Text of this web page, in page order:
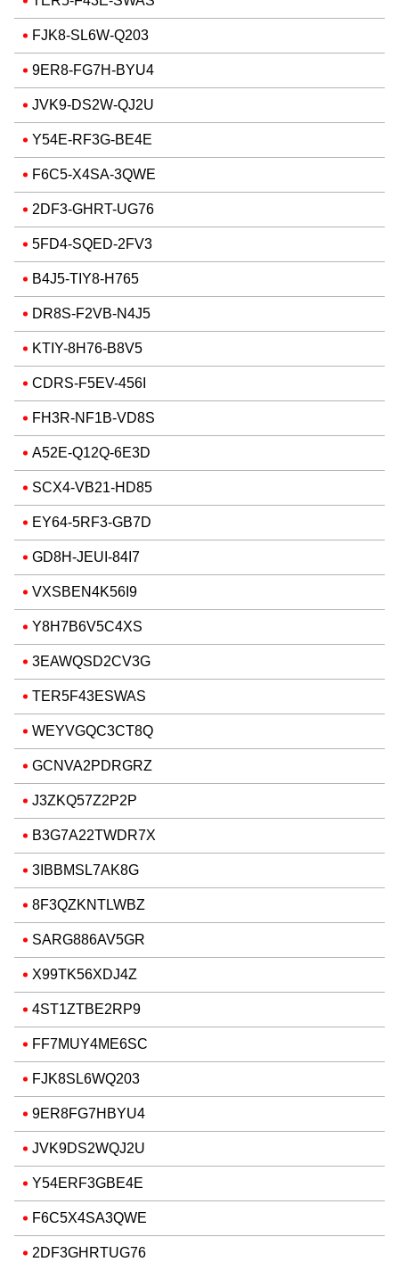
FJK8-SL6W-Q203
9ER8-FG7H-BYU4
JVK9-DS2W-QJ2U
Y54E-RF3G-BE4E
F6C5-X4SA-3QWE
2DF3-GHRT-UG76
5FD4-SQED-2FV3
B4J5-TIY8-H765
DR8S-F2VB-N4J5
KTIY-8H76-B8V5
CDRS-F5EV-456I
FH3R-NF1B-VD8S
A52E-Q12Q-6E3D
SCX4-VB21-HD85
EY64-5RF3-GB7D
GD8H-JEUI-84I7
VXSBEN4K56I9
Y8H7B6V5C4XS
3EAWQSD2CV3G
TER5F43ESWAS
WEYVGQC3CT8Q
GCNVA2PDRGRZ
J3ZKQ57Z2P2P
B3G7A22TWDR7X
3IBBMSL7AK8G
8F3QZKNTLWBZ
SARG886AV5GR
X99TK56XDJ4Z
4ST1ZTBE2RP9
FF7MUY4ME6SC
FJK8SL6WQ203
9ER8FG7HBYU4
JVK9DS2WQJ2U
Y54ERF3GBE4E
F6C5X4SA3QWE
2DF3GHRTUG76